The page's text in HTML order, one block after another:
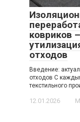
ковриков
отходов
Введение:
отходов С
текстильного
12.01.2026